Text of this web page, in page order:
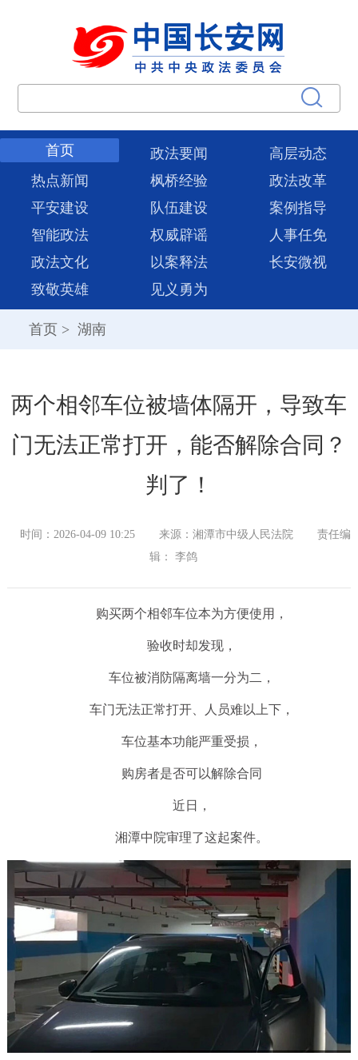
首页 政法要闻
高层动态
热点新闻
枫桥经验
政法改革
平安建设
队伍建设
案例指导
智能政法
权威辟谣
人事任免
政法文化
以案释法
长安微视
致敬英雄
见义勇为
首页 > 湖南
两个相邻车位被墙体隔开，导致车
门无法正常打开，能否解除合同？
判了！
时间：2026-04-09 10:25 来源：湘潭市中级人民法院
责任编
辑： 李鸽
购买两个相邻车位本为方便使用，
验收时却发现，
车位被消防隔离墙一分为二，
车门无法正常打开、人员难以上下，
车位基本功能严重受损，
购房者是否可以解除合同
近日，
湘潭中院审理了这起案件。